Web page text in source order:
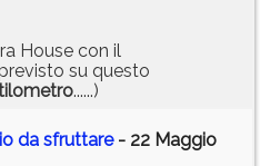
House con il
su questo
......)
da sfruttare- 22 Maggio